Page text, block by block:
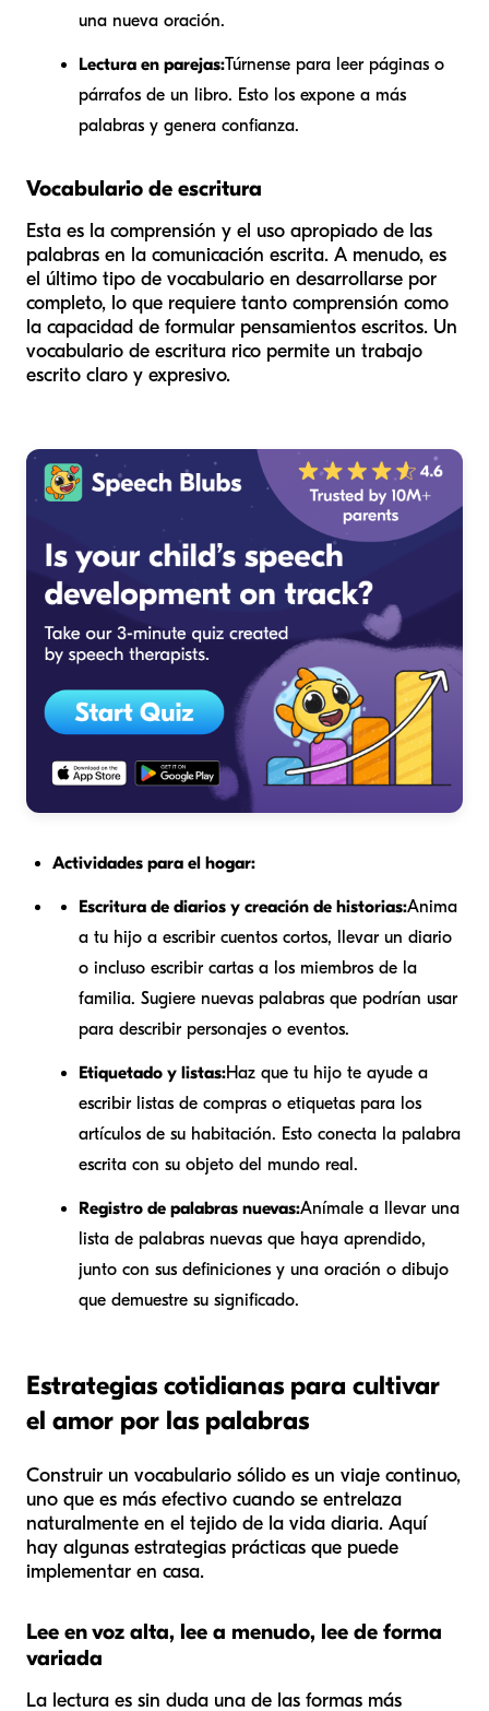
una nueva oración.
Lectura en parejas:Túrnense para leer páginas o
párrafos de un libro. Esto los expone a más
palabras y genera confianza.
Vocabulario de escritura
Esta es la comprensión y el uso apropiado de las
palabras en la comunicación escrita. A menudo, es
el último tipo de vocabulario en desarrollarse por
completo, lo que requiere tanto comprensión como
la capacidad de formular pensamientos escritos. Un
vocabulario de escritura rico permite un trabajo
escrito claro y expresivo.
Actividades para el hogar:
Escritura de diarios y creación de historias:Anima
a tu hijo a escribir cuentos cortos, llevar un diario
o incluso escribir cartas a los miembros de la
familia. Sugiere nuevas palabras que podrían usar
para describir personajes o eventos.
Etiquetado y listas:Haz que tu hijo te ayude a
escribir listas de compras o etiquetas para los
artículos de su habitación. Esto conecta la palabra
escrita con su objeto del mundo real.
Registro de palabras nuevas:Anímale a llevar una
lista de palabras nuevas que haya aprendido,
junto con sus definiciones y una oración o dibujo
que demuestre su significado.
Estrategias cotidianas para cultivar
el amor por las palabras
Construir un vocabulario sólido es un viaje continuo,
uno que es más efectivo cuando se entrelaza
naturalmente en el tejido de la vida diaria. Aquí
hay algunas estrategias prácticas que puede
implementar en casa.
Lee en voz alta, lee a menudo, lee de forma
variada
La lectura es sin duda una de las formas más